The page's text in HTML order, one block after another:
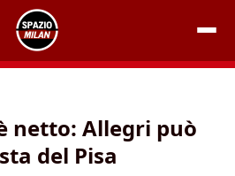
netto: Allegri può
del Pisa